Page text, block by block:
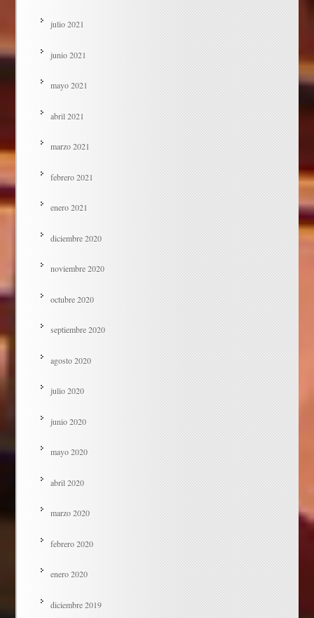
julio 2021
junio 2021
mayo 2021
abril 2021
marzo 2021
febrero 2021
enero 2021
diciembre 2020
noviembre 2020
octubre 2020
septiembre 2020
agosto 2020
julio 2020
junio 2020
mayo 2020
abril 2020
marzo 2020
febrero 2020
enero 2020
diciembre 2019